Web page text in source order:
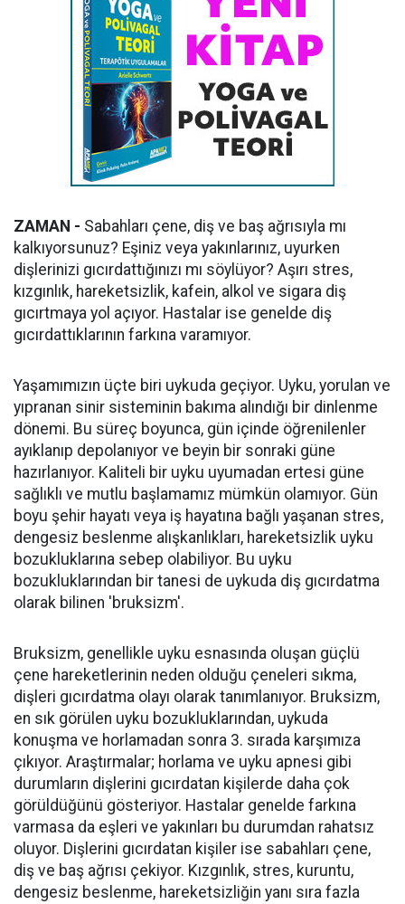
ZAMAN - Sabahları çene, diş ve baş ağrısıyla mı
kalkıyorsunuz? Eşiniz veya yakınlarınız, uyurken
dişlerinizi gıcırdattığınızı mı söylüyor? Aşırı stres,
kızgınlık, hareketsizlik, kafein, alkol ve sigara diş
gıcırtmaya yol açıyor. Hastalar ise genelde diş
gıcırdattıklarının farkına varamıyor.
Yaşamımızın üçte biri uykuda geçiyor. Uyku, yorulan ve
yıpranan sinir sisteminin bakıma alındığı bir dinlenme
dönemi. Bu süreç boyunca, gün içinde öğrenilenler
ayıklanıp depolanıyor ve beyin bir sonraki güne
hazırlanıyor. Kaliteli bir uyku uyumadan ertesi güne
sağlıklı ve mutlu başlamamız mümkün olamıyor. Gün
boyu şehir hayatı veya iş hayatına bağlı yaşanan stres,
dengesiz beslenme alışkanlıkları, hareketsizlik uyku
bozukluklarına sebep olabiliyor. Bu uyku
bozukluklarından bir tanesi de uykuda diş gıcırdatma
olarak bilinen 'bruksizm'.
Bruksizm, genellikle uyku esnasında oluşan güçlü
çene hareketlerinin neden olduğu çeneleri sıkma,
dişleri gıcırdatma olayı olarak tanımlanıyor. Bruksizm,
en sık görülen uyku bozukluklarından, uykuda
konuşma ve horlamadan sonra 3. sırada karşımıza
çıkıyor. Araştırmalar; horlama ve uyku apnesi gibi
durumların dişlerini gıcırdatan kişilerde daha çok
görüldüğünü gösteriyor. Hastalar genelde farkına
varmasa da eşleri ve yakınları bu durumdan rahatsız
oluyor. Dişlerini gıcırdatan kişiler ise sabahları çene,
diş ve baş ağrısı çekiyor. Kızgınlık, stres, kuruntu,
dengesiz beslenme, hareketsizliğin yanı sıra fazla